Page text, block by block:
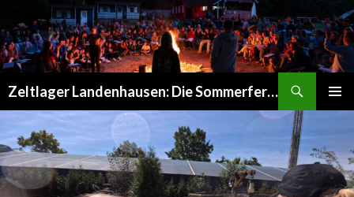
Zeltlager Landenhausen: Die Sommerferien Deines Lebens
INHALT